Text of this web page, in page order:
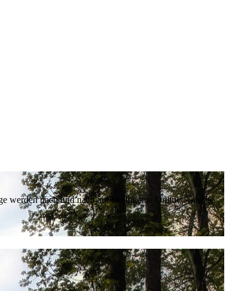
werden nach und nach auf intelligente Online-Anträge